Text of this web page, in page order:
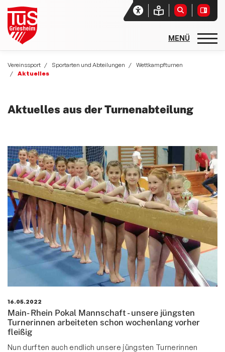
Vereinssport Sportarten und Abteilungen
Wettkampfturnen
Aktuelles
Aktuelles aus der Turnenabteilung
16.05.2022
Main- Rhein Pokal Mannschaft - unsere jüngsten
Turnerinnen arbeiteten schon wochenlang vorher
fleißig
Nun durften auch endlich unsere jüngsten Turnerinnen
Sportarten und Abteilungen
allgemeine Angebote
Basketball
Rehasport
Bewegt und Kunterbunt
Budo
eSport Gruppe
Fitness und Freizeitsport
Faustball